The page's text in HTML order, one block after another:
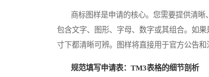
商标图样是申请的核心。您需要提供清晰
包含文字、图形、字母、数字或其组合。如
寸下都清晰可辨。图样将直接用于官方公告
规范填写申请表：TM3表格的细节剖析